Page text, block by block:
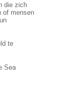
die zich
of mensen
te
Sea